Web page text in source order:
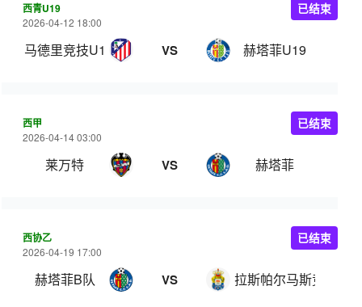
西青U19
2026-04-12 18:00
马德里竞技U19 VS 赫塔菲U19
已结束
西甲
2026-04-14 03:00
莱万特 VS 赫塔菲
已结束
西协乙
2026-04-19 17:00
赫塔菲B队 VS 拉斯帕尔马斯竞技
已结束